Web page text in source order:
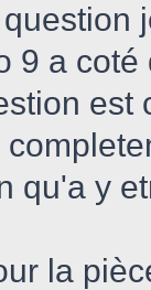
9 a coté
est
qu'a y
la